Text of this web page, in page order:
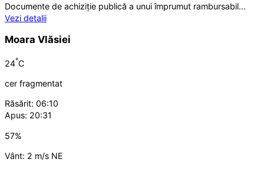
Documente de achiziție publică a unui împrumut rambursabil...
Vezi detalii
Moara Vlăsiei
24°C
cer fragmentat
Răsărit: 06:10
Apus: 20:31
57%
Vânt: 2 m/s NE